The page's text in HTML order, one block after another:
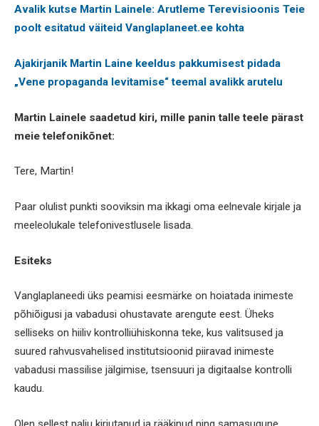
Avalik kutse Martin Lainele: Arutleme Terevisioonis Teie
poolt esitatud väiteid Vanglaplaneet.ee kohta
Ajakirjanik Martin Laine keeldus pakkumisest pidada
„Vene propaganda levitamise“ teemal avalikk arutelu
Martin Lainele saadetud kiri, mille panin talle teele pärast
meie telefonikõnet:
Tere, Martin!
Paar olulist punkti sooviksin ma ikkagi oma eelnevale kirjale ja
meeleolukale telefonivestlusele lisada.
Esiteks
Vanglaplaneedi üks peamisi eesmärke on hoiatada inimeste
põhiõigusi ja vabadusi ohustavate arengute eest. Üheks
selliseks on hiiliv kontrolliühiskonna teke, kus valitsused ja
suured rahvusvahelised institutsioonid piiravad inimeste
vabadusi massilise jälgimise, tsensuuri ja digitaalse kontrolli
kaudu.